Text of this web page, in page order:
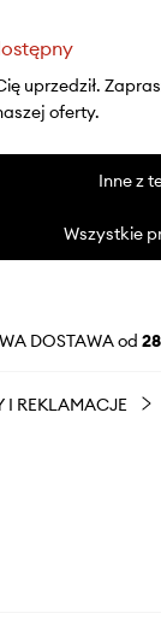
uprzedził.
oferty.
Inne z
Wszystkie
DOSTAWA od
I REKLAMACJE